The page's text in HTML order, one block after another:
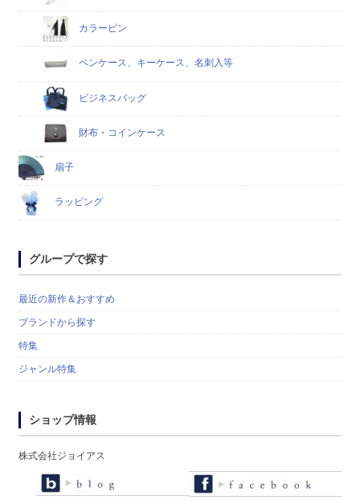
カラーピン
ペンケース、キーケース、名刺入等
ビジネスバッグ
財布・コインケース
扇子
ラッピング
グループで探す
最近の新作＆おすすめ
ブランドから探す
特集
ジャンル特集
ショップ情報
株式会社ジョイアス